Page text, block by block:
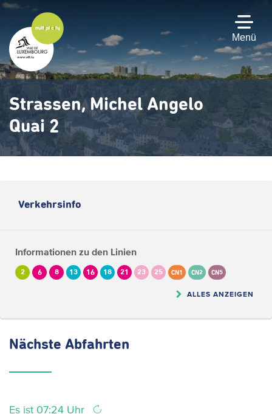
Zum
Hauptinhalt
gehen
Menü
Strassen, Michel Angelo
Quai 2
Verkehrsinfo
Informationen zu den Linien
2 6 8 13 16 18 21 23 25 CN1 CN2 CN5
ALLES ANZEIGEN
Nächste Abfahrten
Es ist 07:24 Uhr